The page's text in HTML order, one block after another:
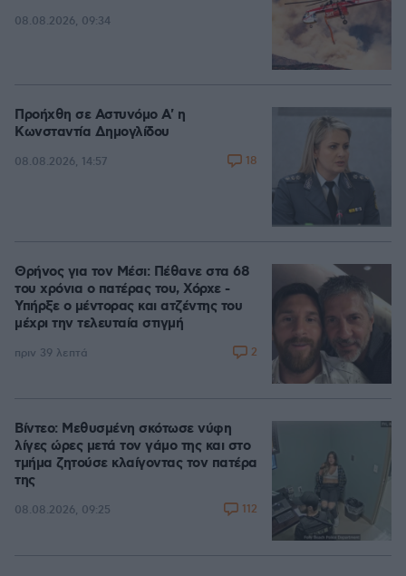
08.08.2026, 09:34
Προήχθη σε Αστυνόμο Α' η
Κωνσταντία Δημογλίδου
08.08.2026, 14:57 18
Θρήνος για τον Μέσι: Πέθανε στα 68
του χρόνια ο πατέρας του, Χόρχε -
Υπήρξε ο μέντορας και ατζέντης του
μέχρι την τελευταία στιγμή
πριν 39 λεπτά 2
Βίντεο: Μεθυσμένη σκότωσε νύφη
λίγες ώρες μετά τον γάμο της και στο
τμήμα ζητούσε κλαίγοντας τον πατέρα
της
08.08.2026, 09:25 112